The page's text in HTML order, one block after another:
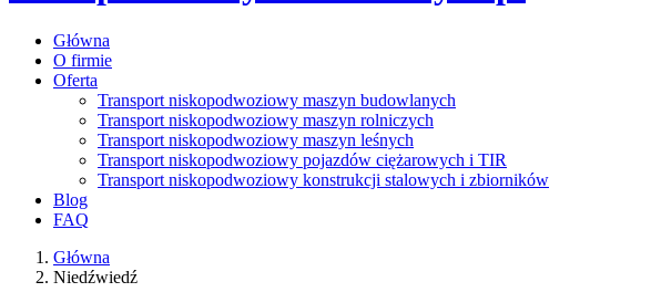
Główna
O firmie
Oferta
Transport niskopodwoziowy maszyn budowlanych
Transport niskopodwoziowy maszyn rolniczych
Transport niskopodwoziowy maszyn leśnych
Transport niskopodwoziowy pojazdów ciężarowych i TIR
Transport niskopodwoziowy konstrukcji stalowych i zbiorników
Blog
FAQ
Główna
Niedźwiedź